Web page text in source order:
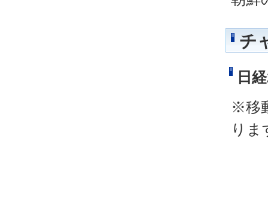
チ
日
※移
りま